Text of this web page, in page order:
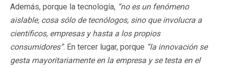
Además, porque la tecnología, “no es un fenómeno
aislable, cosa sólo de tecnólogos, sino que involucra a
científicos, empresas y hasta a los propios
consumidores”. En tercer lugar, porque “la innovación se
gesta mayoritariamente en la empresa y se testa en el